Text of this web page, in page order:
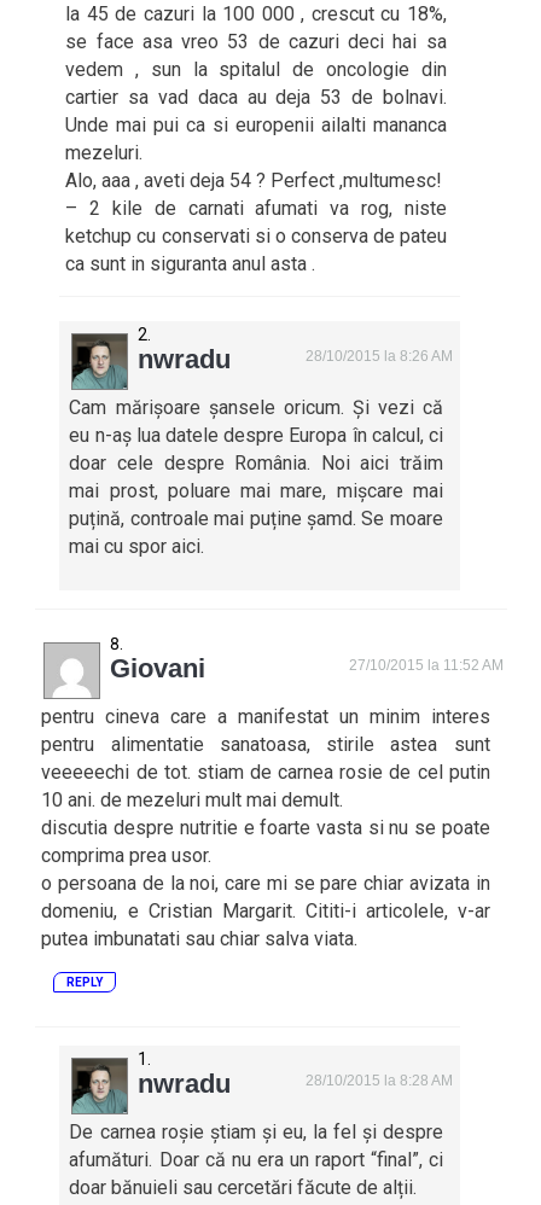
la 45 de cazuri la 100 000 , crescut cu 18%,
se face asa vreo 53 de cazuri deci hai sa
vedem , sun la spitalul de oncologie din
cartier sa vad daca au deja 53 de bolnavi.
Unde mai pui ca si europenii ailalti mananca
mezeluri.
Alo, aaa , aveti deja 54 ? Perfect ,multumesc!
– 2 kile de carnati afumati va rog, niste
ketchup cu conservati si o conserva de pateu
ca sunt in siguranta anul asta .
nwradu 28/10/2015 la 8:26 AM
Cam mărișoare șansele oricum. Și vezi că
eu n-aș lua datele despre Europa în calcul, ci
doar cele despre România. Noi aici trăim
mai prost, poluare mai mare, mișcare mai
puțină, controale mai puține șamd. Se moare
mai cu spor aici.
Giovani 27/10/2015 la 11:52 AM
pentru cineva care a manifestat un minim interes
pentru alimentatie sanatoasa, stirile astea sunt
veeeeechi de tot. stiam de carnea rosie de cel putin
10 ani. de mezeluri mult mai demult.
discutia despre nutritie e foarte vasta si nu se poate
comprima prea usor.
o persoana de la noi, care mi se pare chiar avizata in
domeniu, e Cristian Margarit. Cititi-i articolele, v-ar
putea imbunatati sau chiar salva viata.
REPLY
nwradu 28/10/2015 la 8:28 AM
De carnea roșie știam și eu, la fel și despre
afumături. Doar că nu era un raport “final”, ci
doar bănuieli sau cercetări făcute de alții.